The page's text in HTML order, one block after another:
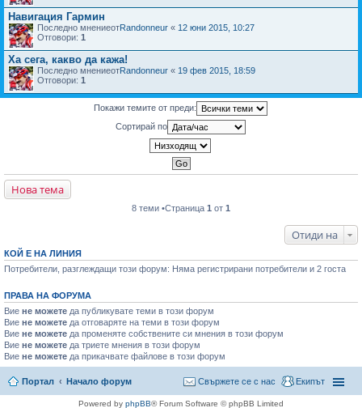
Навигация Гармин
Последно мнениеотRandonneur « 12 юни 2015, 10:27
Отговори: 1
Ха сега, какво да кажа!
Последно мнениеотRandonneur « 19 фев 2015, 18:59
Отговори: 1
Покажи темите от преди:
Сортирай по
Нова тема
8 теми •Страница 1 от 1
Отиди на
КОЙ Е НА ЛИНИЯ
Потребители, разглеждащи този форум: Няма регистрирани потребители и 2 госта
ПРАВА НА ФОРУМА
Вие не можете да публикувате теми в този форум
Вие не можете да отговаряте на теми в този форум
Вие не можете да променяте собствените си мнения в този форум
Вие не можете да триете мнения в този форум
Вие не можете да прикачвате файлове в този форум
Портал Начало форум Екипът
Свържете се с нас
Powered by phpBB® Forum Software © phpBB Limited